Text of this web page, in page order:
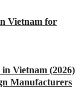
Vietnam for
Vietnam (2026)
Manufacturers